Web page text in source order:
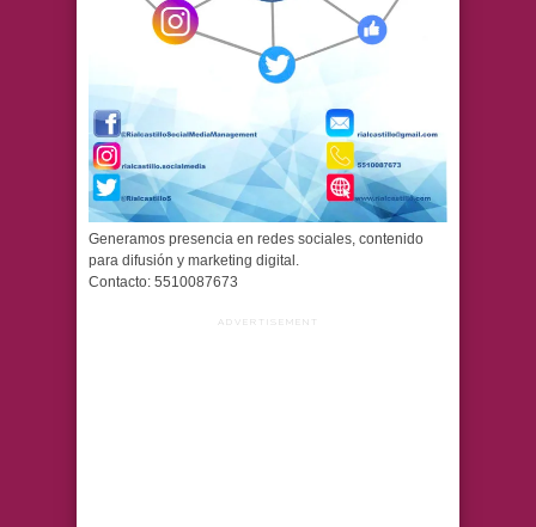
Generamos presencia en redes sociales, contenido
para difusión y marketing digital.
Contacto: 5510087673
ADVERTISEMENT